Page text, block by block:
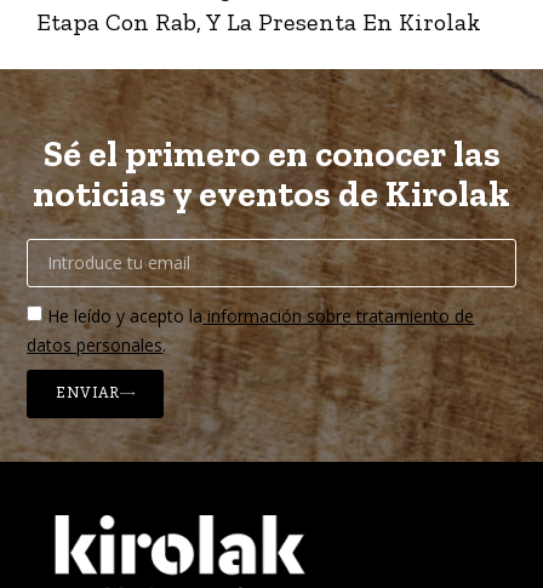
Etapa Con Rab, Y La Presenta En Kirolak
Sé el primero en conocer las
noticias y eventos de Kirolak
He leído y acepto lainformación sobre tratamiento de
datos personales.
ENVIAR